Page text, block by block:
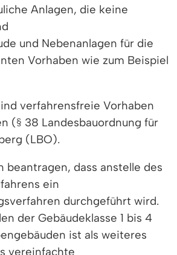
Anlagen, die keine
und Nebenanlagen für die
Vorhaben wie zum Beispiel
verfahrensfreie Vorhaben
(§ 38 Landesbauordnung für
(LBO).
beantragen, dass anstelle des
ein
durchgeführt wird.
der Gebäudeklasse 1 bis 4
ist als weiteres
vereinfachte